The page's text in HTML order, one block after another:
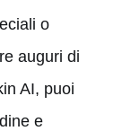
o
auguri di
AI, puoi
e